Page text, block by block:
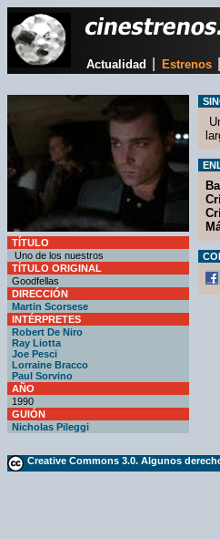
Actualidad Estrenos
TÍTULO
Uno de los nuestros
TÍTULO ORIGINAL
Goodfellas
DIRECCIÓN
Martin Scorsese
INTÉRPRETES
Robert De Niro
Ray Liotta
Joe Pesci
Lorraine Bracco
Paul Sorvino
AÑO
1990
GUIÓN
Nicholas Pileggi
Creative Commons 3.0. Algunos